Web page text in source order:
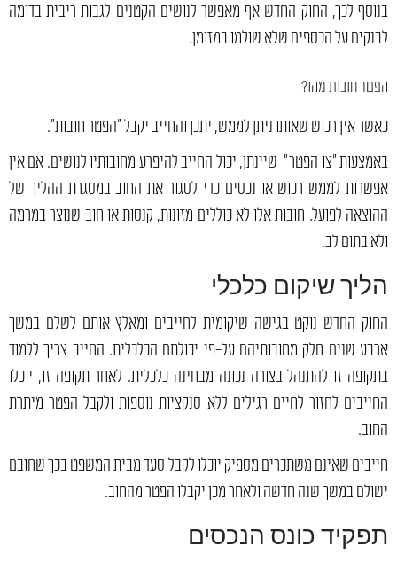
בנוסף לכך, החוק החדש אף מאפשר לנושים הקטנים לגבות ריבית בדומה
לבנקים על הכספים שלא שולמו במזומן.
הפטר חובות מהו?
כאשר אין רכוש שאותו ניתן לממש, יתכן והחייב יקבל "הפטר חובות".
באמצעות "צו הפטר" שיינתן, יכול החייב להיפרע מחובותיו לנושים. אם אין
אפשרות לממש רכוש או נכסים כדי לסגור את החוב במסגרת ההליך של
ההוצאה לפועל. חובות אלו לא כוללים מזונות, קנסות או חוב שנוצר במרמה
ולא בתום לב.
הליך שיקום כלכלי
החוק החדש נוקט בגישה שיקומית לחייבים ומאלץ אותם לשלם במשך
ארבע שנים חלק מחובותיהם על-פי יכולתם הכלכלית. החייב צריך ללמוד
בתקופה זו להתנהל בצורה נכונה מבחינה כלכלית. לאחר תקופה זו, יוכלו
החייבים לחזור לחיים רגילים ללא סנקציות נוספות ולקבל הפטר מיתרת
החוב.
חייבים שאינם משתכרים מספיק יוכלו לקבל סעד מבית המשפט בכך שחובם
ישולם במשך שנה חדשה ולאחר מכן יקבלו הפטר מהחוב.
תפקיד כונס הנכסים